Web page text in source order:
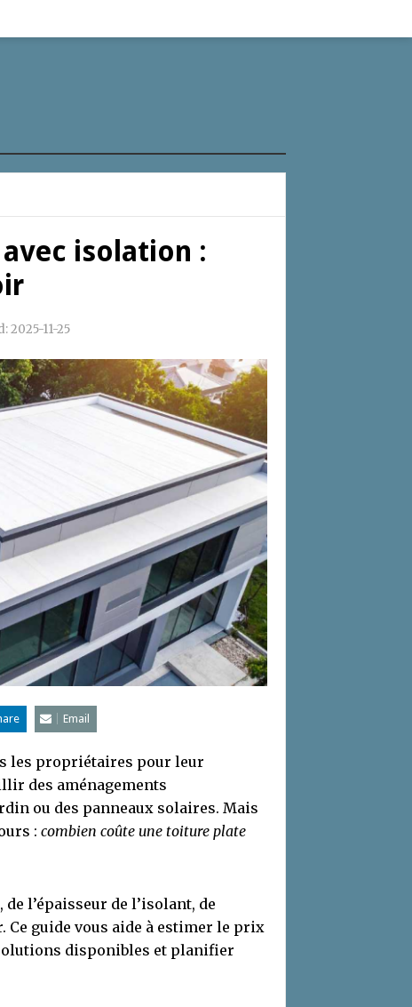
isolation :
2025-11-25
Email
les propriétaires pour leur
des aménagements
ou des panneaux solaires. Mais
: combien coûte une toiture plate
l’épaisseur de l’isolant, de
Ce guide vous aide à estimer le prix
disponibles et planifier